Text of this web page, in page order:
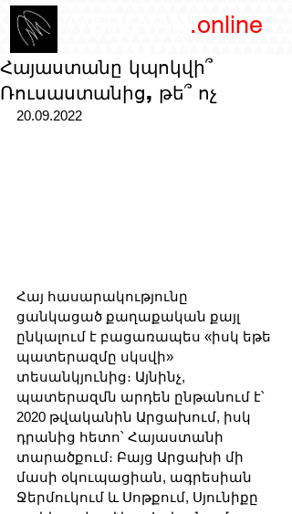
.online
Հայաստանը կպոկվի՞
Ռուսաստանից, թե՞ ոչ
20.09.2022
Հայ հասարակությունը
ցանկացած քաղաքական քայլ
ընկալում է բացառապես «իսկ եթե
պատերազմը սկսվի»
տեսանկյունից։ Այնինչ,
պատերազմն արդեն ընթանում է՝
2020 թվականին Արցախում, իսկ
դրանից հետո՝ Հայաստանի
տարածքում։ Բայց Արցախի մի
մասի օկուպացիան, ագրեսիան
Ջերմուկում և Սոթքում, Սյունիքը